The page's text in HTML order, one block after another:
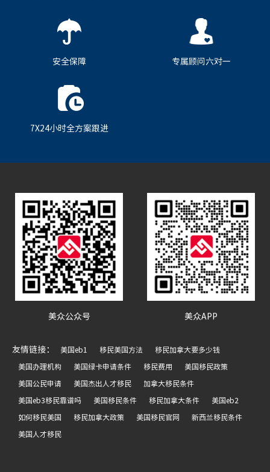
安全保障 专属顾问六对一
7X24小时全方案跟进
美众公众号 美众APP
友情链接： 美国eb1 移民美国方法 移民加拿大要多少钱
美国办理机构 美国绿卡申请条件 移民费用 美国移民政策
美国公民申请 美国杰出人才移民 加拿大移民条件
美国eb3移民靠谱吗 美国移民条件 移民加拿大条件 美国eb2
如何移民美国 移民加拿大政策 美国移民官网 新西兰移民条件
美国人才移民